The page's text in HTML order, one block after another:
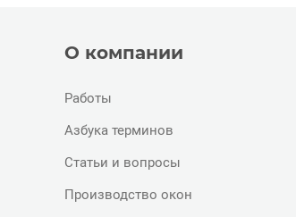
О компании
Работы
Азбука терминов
Статьи и вопросы
Производство окон